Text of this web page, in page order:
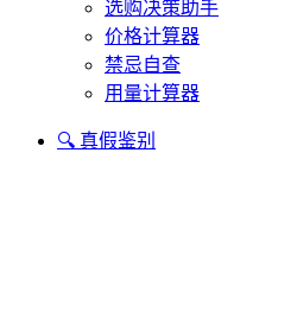
选购决策助手
价格计算器
禁忌自查
用量计算器
🔍 真假鉴别